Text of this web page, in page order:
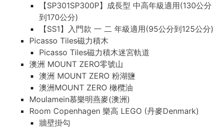
【SP301SP300P】成長型 中高年級適用(130公分
到170公分)
【SS1】入門款 一 二 年級適用(95公分到125公分)
Picasso Tiles磁力積木
Picasso Tiles磁力積木迷宮軌道
澳洲 MOUNT ZERO零號山
澳洲 MOUNT ZERO 粉湖鹽
澳洲MOUNT ZERO 橄欖油
Moulamein慕樂明燕麥(澳洲)
Room Copenhagen 樂高 LEGO (丹麥Denmark)
牆壁掛勾